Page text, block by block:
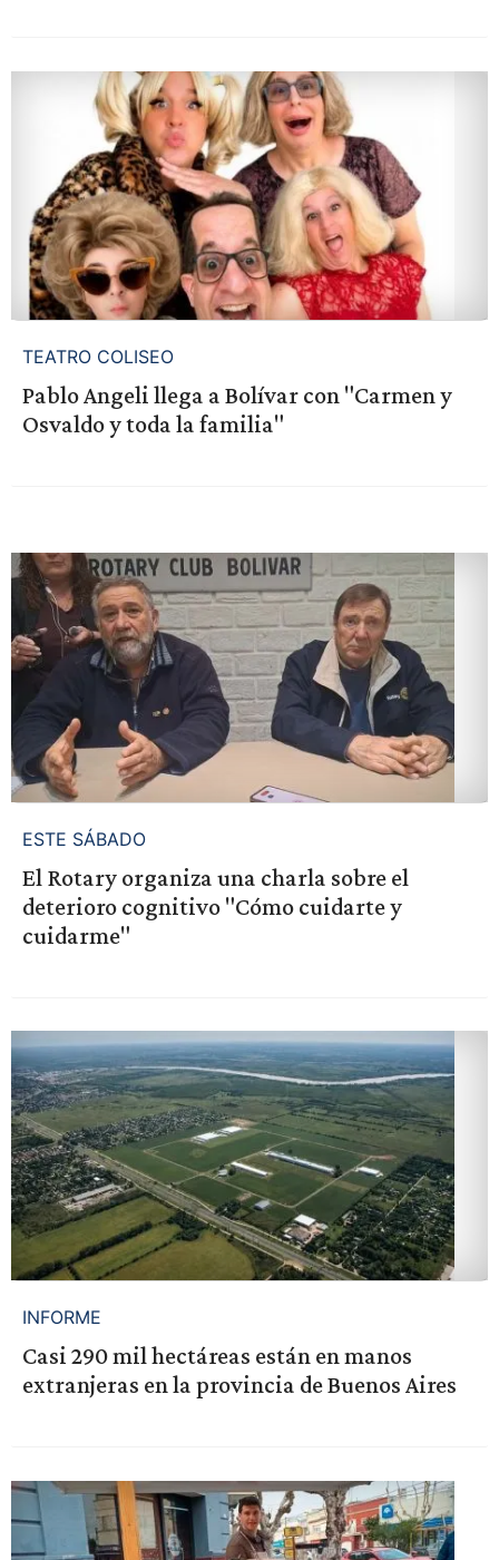
TEATRO COLISEO
Pablo Angeli llega a Bolívar con "Carmen y
Osvaldo y toda la familia"
ESTE SÁBADO
El Rotary organiza una charla sobre el
deterioro cognitivo "Cómo cuidarte y
cuidarme"
INFORME
Casi 290 mil hectáreas están en manos
extranjeras en la provincia de Buenos Aires